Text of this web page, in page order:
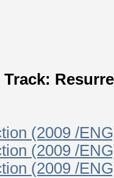
(2009 /
(2009 /
(2009 /